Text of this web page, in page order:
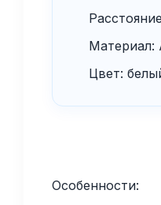
Материал:
Цвет:
Особенности: